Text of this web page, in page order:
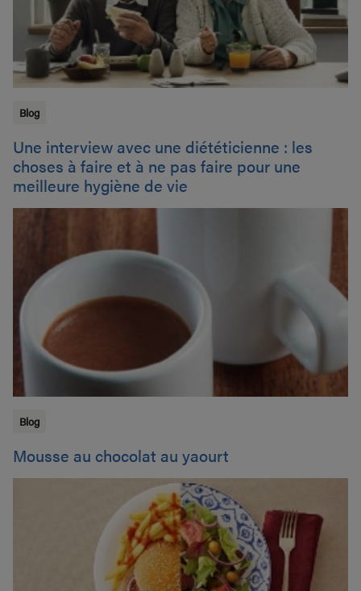
Blog
Une interview avec une diététicienne : les
choses à faire et à ne pas faire pour une
meilleure hygiène de vie
Blog
Mousse au chocolat au yaourt